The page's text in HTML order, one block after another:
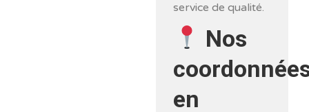
service de qualité.
Nos
en